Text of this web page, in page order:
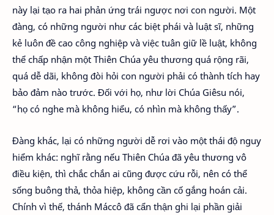
này lại tạo ra hai phản ứng trái ngược nơi con người. Một
đàng, có những người như các biệt phái và luật sĩ, những
kẻ luôn đề cao công nghiệp và việc tuân giữ lề luật, không
thể chấp nhận một Thiên Chúa yêu thương quá rộng rãi,
quá dễ dãi, không đòi hỏi con người phải có thành tích hay
bảo đảm nào trước. Đối với họ, như lời Chúa Giêsu nói,
“họ có nghe mà không hiểu, có nhìn mà không thấy”.
Đàng khác, lại có những người dễ rơi vào một thái độ nguy
hiểm khác: nghĩ rằng nếu Thiên Chúa đã yêu thương vô
điều kiện, thì chắc chắn ai cũng được cứu rỗi, nên có thể
sống buông thả, thỏa hiệp, không cần cố gắng hoán cải.
Chính vì thế, thánh Máccô đã cẩn thận ghi lại phần giải